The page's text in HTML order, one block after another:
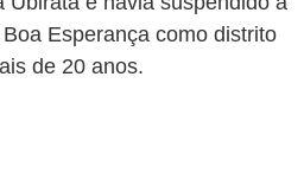
Esperança como distrito
de 20 anos.